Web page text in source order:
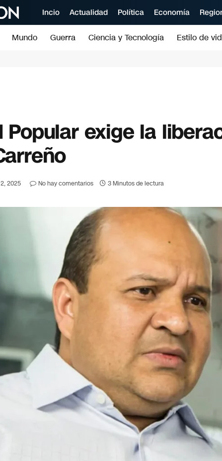
Incio Actualidad Política Economía
Mundo Guerra Ciencia y Tecnología Estilo de
Popular exige la
2025 No hay comentarios 3 Minutos de lectura